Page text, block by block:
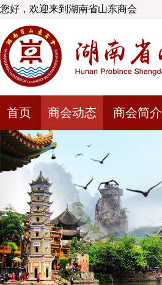
您好，欢迎来到湖南省山东商会
首页 商会动态 商会简介